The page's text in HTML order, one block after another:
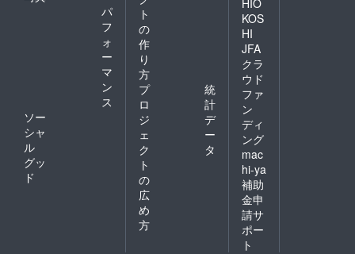
パ
フ
ォ
ー
マ
ン
ス
ソー
シャ
ル
グッ
ド
ト
の
作
り
方
プ
ロ
ジ
ェ
ク
ト
の
広
め
方
統
計
デ
ー
タ
HIO
KOS
HI
JFA
クラ
ウド
ファ
ン
ディ
ング
mac
hi-ya
補助
金申
請サ
ポー
ト